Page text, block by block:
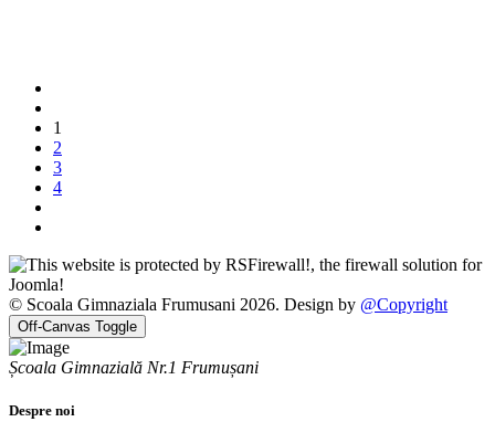
1
2
3
4
© Scoala Gimnaziala Frumusani 2026. Design by @Copyright
Off-Canvas Toggle
Școala Gimnazială Nr.1 Frumușani
Despre noi